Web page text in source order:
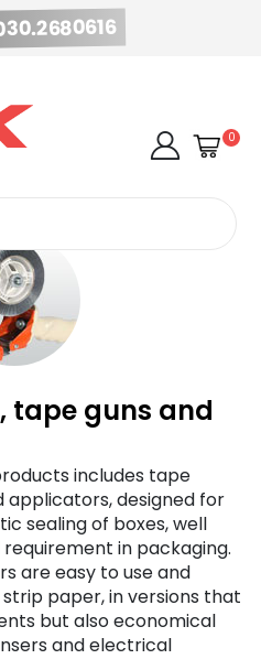
Search Cart
0
tape guns and
includes tape
applicators, designed for
sealing of boxes, well
in packaging.
are easy to use and
paper, in versions that
but also economical
and electrical